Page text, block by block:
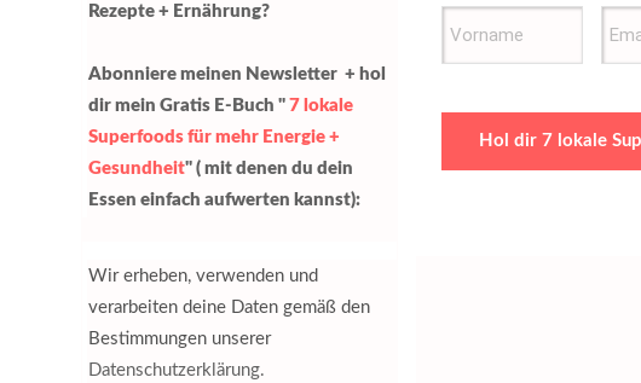
Rezepte + Ernährung?
Abonniere meinen Newsletter + hol
dir mein Gratis E-Buch " 7 lokale
Superfoods für mehr Energie +
Gesundheit" ( mit denen du dein
Essen einfach aufwerten kannst):
Wir erheben, verwenden und
verarbeiten deine Daten gemäß den
Bestimmungen unserer
Datenschutzerklärung.
Hol dir 7 lokale